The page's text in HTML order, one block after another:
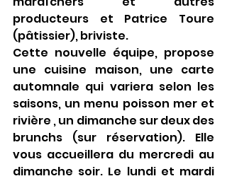
producteurs et Patrice Toure
(pâtissier), briviste.
Cette nouvelle équipe, propose
une cuisine maison, une carte
automnale qui variera selon les
saisons, un menu poisson mer et
rivière , un dimanche sur deux des
brunchs (sur réservation). Elle
vous accueillera du mercredi au
dimanche soir. Le lundi et mardi